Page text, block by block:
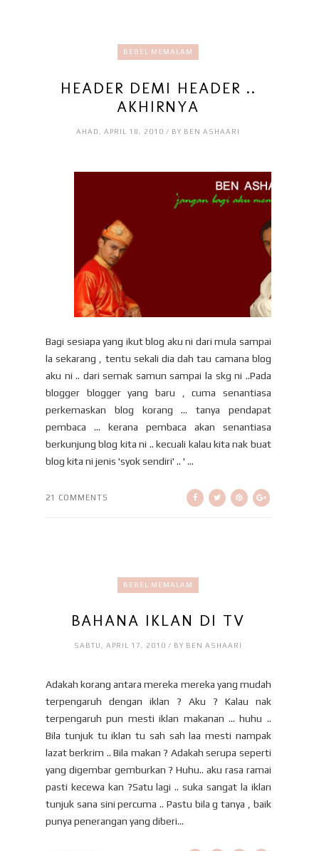
BEBEL MEMALAM
HEADER DEMI HEADER ..
AKHIRNYA
AHAD, APRIL 18, 2010 / BY BEN ASHAARI
Bagi sesiapa yang ikut blog aku ni dari mula sampai
la sekarang , tentu sekali dia dah tau camana blog
aku ni .. dari semak samun sampai la skg ni ..Pada
blogger blogger yang baru , cuma senantiasa
perkemaskan blog korang ... tanya pendapat
pembaca ... kerana pembaca akan senantiasa
berkunjung blog kita ni .. kecuali kalau kita nak buat
blog kita ni jenis 'syok sendiri' .. ' ...
21 COMMENTS
BEBEL MEMALAM
BAHANA IKLAN DI TV
SABTU, APRIL 17, 2010 / BY BEN ASHAARI
Adakah korang antara mereka mereka yang mudah
terpengaruh dengan iklan ? Aku ? Kalau nak
terpengaruh pun mesti iklan makanan ... huhu ..
Bila tunjuk tu iklan tu sah sah laa mesti nampak
lazat berkrim .. Bila makan ? Adakah serupa seperti
yang digembar gemburkan ? Huhu.. aku rasa ramai
pasti kecewa kan ?Satu lagi .. suka sangat la iklan
tunjuk sana sini percuma .. Pastu bila g tanya , baik
punya penerangan yang diberi...